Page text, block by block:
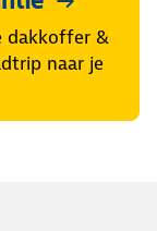
dakkoffer &
naar je